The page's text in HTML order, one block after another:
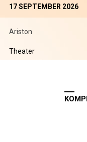
17 SEPTEMBER 2026
Ariston
Theater